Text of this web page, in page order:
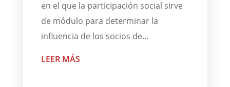
en el que la participación social sirve
de módulo para determinar la
influencia de los socios de...
LEER MÁS